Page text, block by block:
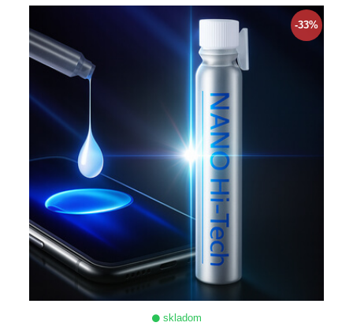
ZOBRAZIŤ
-33%
skladom